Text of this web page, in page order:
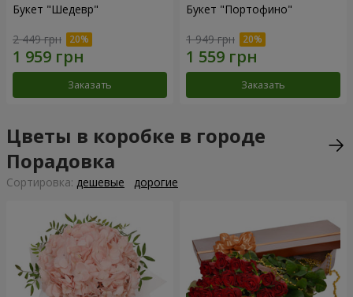
Букет "Шедевр"
2 449 грн
Заказать
Букет "Портофино"
1 949 грн
Заказать
Цветы в коробке в городе
Порадовка
Cортировка: дешевые дорогие